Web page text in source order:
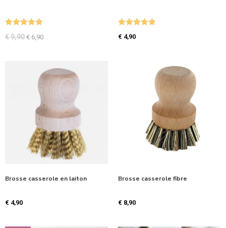
€9,90 € 6,90 € 4,90
Brosse casserole en laiton
€ 4,90
Brosse casserole fibre
€ 8,90